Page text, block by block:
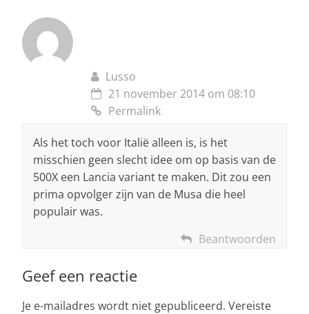
Lusso
21 november 2014 om 08:10
Permalink
Als het toch voor Italië alleen is, is het
misschien geen slecht idee om op basis van de
500X een Lancia variant te maken. Dit zou een
prima opvolger zijn van de Musa die heel
populair was.
Beantwoorden
Geef een reactie
Je e-mailadres wordt niet gepubliceerd. Vereiste